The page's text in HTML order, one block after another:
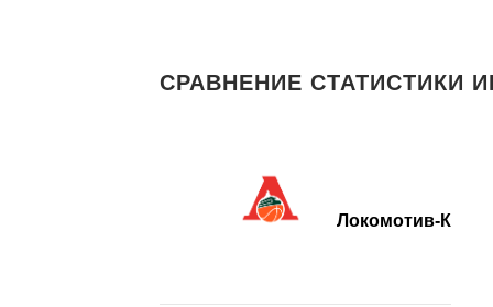
СРАВНЕНИЕ СТАТИСТИКИ
Локомотив-К